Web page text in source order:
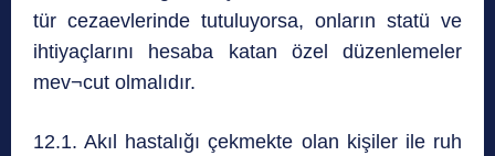
tür cezaevlerinde tutuluyorsa, onların statü ve
ihtiyaçlarını hesaba katan özel düzenlemeler
mev¬cut olmalıdır.
12.1. Akıl hastalığı çekmekte olan kişiler ile ruh